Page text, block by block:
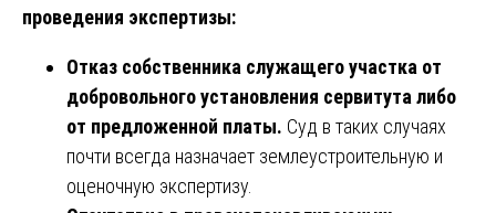
проведения экспертизы:
Отказ собственника служащего участка от
добровольного установления сервитута либо
от предложенной платы. Суд в таких случаях
почти всегда назначает землеустроительную и
оценочную экспертизу.